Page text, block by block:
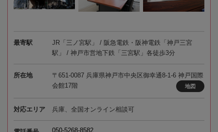
最寄駅
JR「三ノ宮駅」 / 阪急電鉄・阪神電鉄「神戸三宮
駅」 / 神戸市営地下鉄「三宮駅」各徒歩3分
所在地
〒651-0087 兵庫県神戸市中央区御幸通8-1-6 神戸国際
会館17階
地図
対応エリア 兵庫、全国オンライン相談可
050-5268-8582